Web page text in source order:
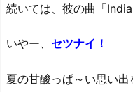
続いては、彼の曲「
いやー、 セツナイ！
夏の甘酸っぱ～い思い